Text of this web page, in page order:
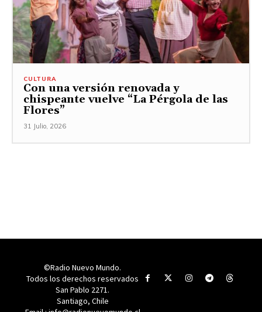
CULTURA
Con una versión renovada y
chispeante vuelve “La Pérgola de las
Flores”
31 Julio, 2026
©Radio Nuevo Mundo.
Todos los derechos reservados
San Pablo 2271.
Santiago, Chile